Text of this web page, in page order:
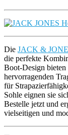
Die JACK &
die perfekte
Boot-Design bieten
hervorragenden
für
Sohle eignen sie
Bestelle jetzt und
vielseitigen und